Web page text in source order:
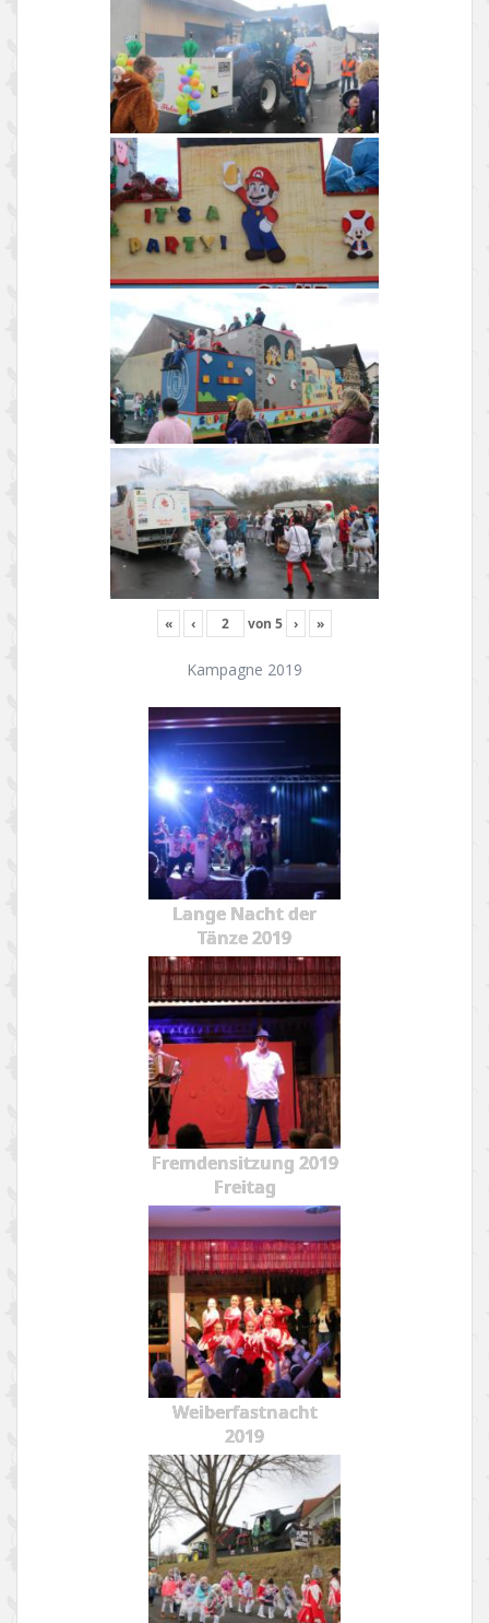
« ‹ von 5 › »
Kampagne 2019
Lange Nacht der
Tänze 2019
Fremdensitzung 2019
Freitag
Weiberfastnacht
2019